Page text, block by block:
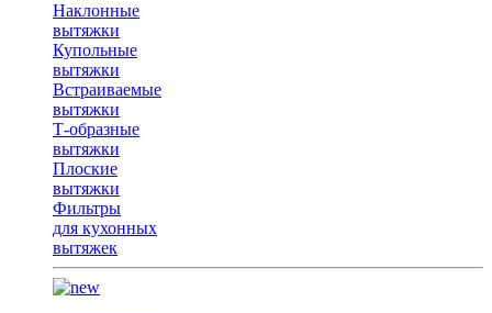
Наклонные
вытяжки
Купольные
вытяжки
Встраиваемые
вытяжки
Т-образные
вытяжки
Плоские
вытяжки
Фильтры
для кухонных
вытяжек